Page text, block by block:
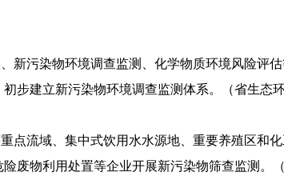
新污染物环境调查监测、化学物质环境风险评
步建立新污染物环境调查监测体系。（省生态
点流域、集中式饮用水水源地、重要养殖区和
废物利用处置等企业开展新污染物筛查监测。